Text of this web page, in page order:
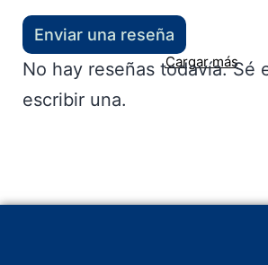
Cargar más
Enviar una reseña
No hay reseñas todavía. Sé
escribir una.